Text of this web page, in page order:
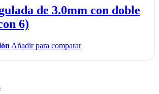
de 3.0mm con doble
6)
Añadir para comparar